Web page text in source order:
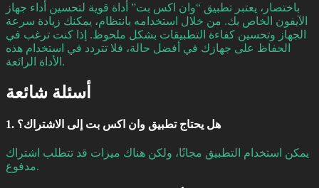
باختصار، يعتبر تطبيق “وان اكس بت” أداة قوية لتحسين أداء جهاز
الآيفون الخاص بك. من خلال استخدامه بانتظام، يمكنك زيادة سرعة
الجهاز وتحسين كفاءة التطبيقات بشكل ملحوظ. إذا كنت ترغب في
الحفاظ على جهازك في أفضل حالة، فلا تتردد في استخدام هذه
الأداة الرائعة.
أسئلة شائعة
1. هل يحتاج تطبيق وان اكس بت إلى الاشتراك؟
يمكن استخدام التطبيق مجانًا، ولكن هناك ميزات قد تتطلب اشتراك
مدفوع.